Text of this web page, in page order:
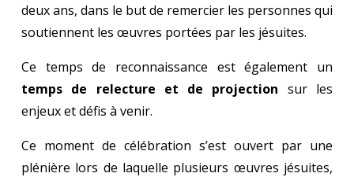
deux ans, dans le but de remercier les personnes qui
soutiennent les œuvres portées par les jésuites.
Ce temps de reconnaissance est également un
temps de relecture et de projection sur les
enjeux et défis à venir.
Ce moment de célébration s’est ouvert par une
plénière lors de laquelle plusieurs œuvres jésuites,